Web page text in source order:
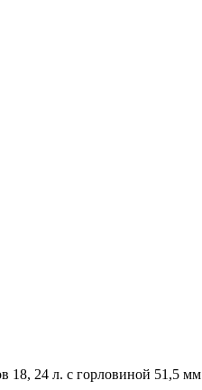
18, 24 л. с горловиной 51,5 мм